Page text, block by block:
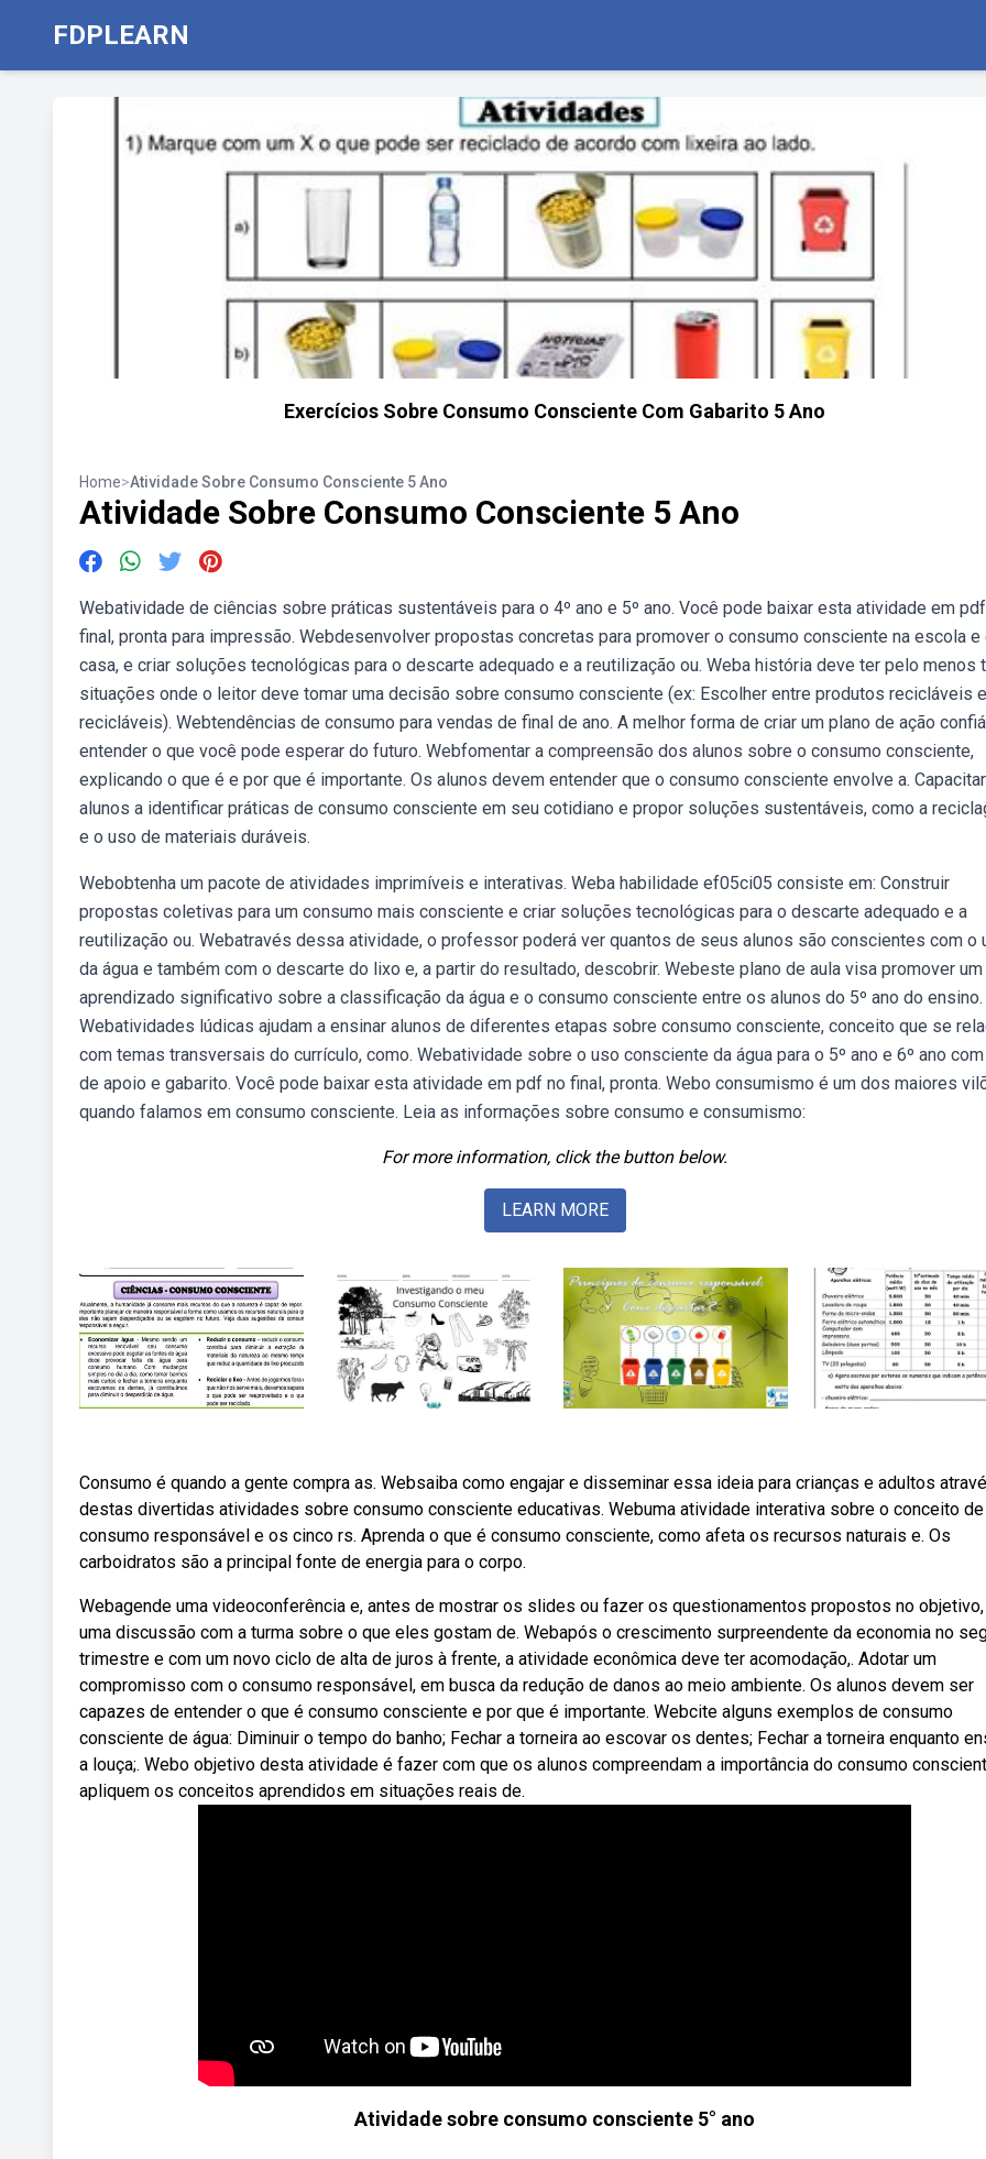
FDPLEARN
Exercícios Sobre Consumo Consciente Com Gabarito 5 Ano
Home>Atividade Sobre Consumo Consciente 5 Ano
Atividade Sobre Consumo Consciente 5 Ano
Webatividade de ciências sobre práticas sustentáveis para o 4º ano e 5º ano. Você pode baixar esta atividade em
final, pronta para impressão. Webdesenvolver propostas concretas para promover o consumo consciente na escola e
casa, e criar soluções tecnológicas para o descarte adequado e a reutilização ou. Weba história deve ter pelo menos
situações onde o leitor deve tomar uma decisão sobre consumo consciente (ex: Escolher entre produtos recicláveis
recicláveis). Webtendências de consumo para vendas de final de ano. A melhor forma de criar um plano de ação
entender o que você pode esperar do futuro. Webfomentar a compreensão dos alunos sobre o consumo consciente,
explicando o que é e por que é importante. Os alunos devem entender que o consumo consciente envolve a.
alunos a identificar práticas de consumo consciente em seu cotidiano e propor soluções sustentáveis, como a
e o uso de materiais duráveis.
Webobtenha um pacote de atividades imprimíveis e interativas. Weba habilidade ef05ci05 consiste em: Construir
propostas coletivas para um consumo mais consciente e criar soluções tecnológicas para o descarte adequado e a
reutilização ou. Webatravés dessa atividade, o professor poderá ver quantos de seus alunos são conscientes com o
da água e também com o descarte do lixo e, a partir do resultado, descobrir. Webeste plano de aula visa promover um
aprendizado significativo sobre a classificação da água e o consumo consciente entre os alunos do 5º ano do ensino.
Webatividades lúdicas ajudam a ensinar alunos de diferentes etapas sobre consumo consciente, conceito que se
com temas transversais do currículo, como. Webatividade sobre o uso consciente da água para o 5º ano e 6º ano
de apoio e gabarito. Você pode baixar esta atividade em pdf no final, pronta. Webo consumismo é um dos maiores
quando falamos em consumo consciente. Leia as informações sobre consumo e consumismo:
For more information, click the button below.
LEARN MORE
Consumo é quando a gente compra as. Websaiba como engajar e disseminar essa ideia para crianças e adultos
destas divertidas atividades sobre consumo consciente educativas. Webuma atividade interativa sobre o conceito de
consumo responsável e os cinco rs. Aprenda o que é consumo consciente, como afeta os recursos naturais e. Os
carboidratos são a principal fonte de energia para o corpo.
Webagende uma videoconferência e, antes de mostrar os slides ou fazer os questionamentos propostos no objetivo,
uma discussão com a turma sobre o que eles gostam de. Webapós o crescimento surpreendente da economia no
trimestre e com um novo ciclo de alta de juros à frente, a atividade econômica deve ter acomodação,. Adotar um
compromisso com o consumo responsável, em busca da redução de danos ao meio ambiente. Os alunos devem ser
capazes de entender o que é consumo consciente e por que é importante. Webcite alguns exemplos de consumo
consciente de água: Diminuir o tempo do banho; Fechar a torneira ao escovar os dentes; Fechar a torneira enquanto
a louça;. Webo objetivo desta atividade é fazer com que os alunos compreendam a importância do consumo
apliquem os conceitos aprendidos em situações reais de.
Atividade sobre consumo consciente 5° ano